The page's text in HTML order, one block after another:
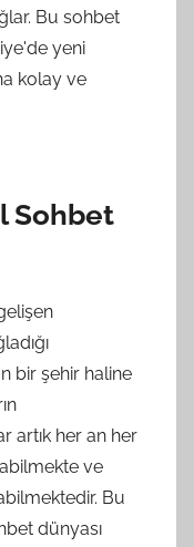
Bu sohbet
yeni
kolay ve
Sohbet
bir şehir haline
artık her an her
ve
Bu
dünyası